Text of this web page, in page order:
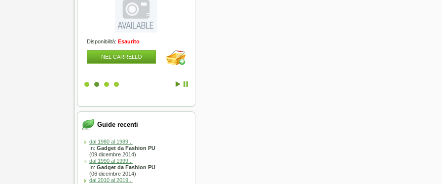
Disponibilità: Esaurito
NEL CARRELLO
Guide recenti
dal 1980 al 1989...
In: Gadget da Fashion PU
(09 dicembre 2014)
dal 1990 al 1999...
In: Gadget da Fashion PU
(06 dicembre 2014)
dal 2010 al 2019...